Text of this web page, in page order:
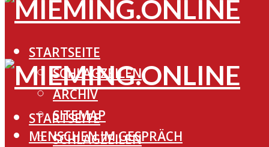
STARTSEITE
SCHLAGZEILEN
ARCHIV
SITEMAP
MENSCHEN IM GESPRÄCH
STARTSEITE
SCHLAGZEILEN